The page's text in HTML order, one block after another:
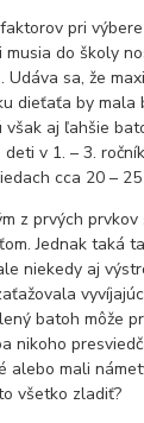
pri výbere
do školy
sa, že
dieťaťa by mala
aj ľahšie
v 1. – 3.
cca 20 –
z prvých prvkov
Jednak taká
niekedy aj
batoh môže
nikoho
alebo mali
všetko zladiť?